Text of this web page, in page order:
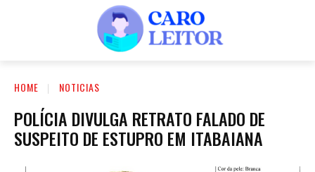
HOME NOTICIAS
POLÍCIA DIVULGA RETRATO FALADO DE
SUSPEITO DE ESTUPRO EM ITABAIANA